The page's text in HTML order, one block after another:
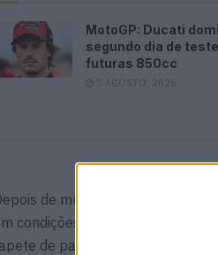
MotoGP: Ducati
segundo dia de
futuras 850cc
7 AGOSTO, 2026
de muita chuva na noite
condições muito lamacentas.
de partida e mergulhou na